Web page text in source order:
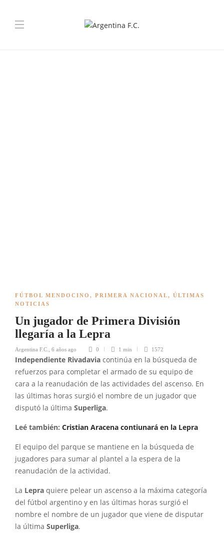
FÚTBOL MENDOCINO , PRIMERA NACIONAL, ÚLTIMAS
NOTICIAS
Un jugador de Primera División
llegaría a la Lepra
Argentina F.C. 6 años ago 0 1 min 1572
Independiente Rivadavia continúa en la búsqueda de
refuerzos para completar el armado de su equipo de
cara a la reanudación de las actividades del ascenso. En
las últimas horas surgió el nombre de un jugador que
disputó la última Superliga.
Leé también: Cristian Aracena contiunará en la Lepra
El equipo del parque se mantiene en la búsqueda de
jugadores para sumar al plantel a la espera de la
reanudación de la actividad.
La Lepra quiere pelear un ascenso a la máxima categoría
del fútbol argentino y en las últimas horas surgió el
nombre el nombre de un jugador que viene de disputar
la última Superliga.